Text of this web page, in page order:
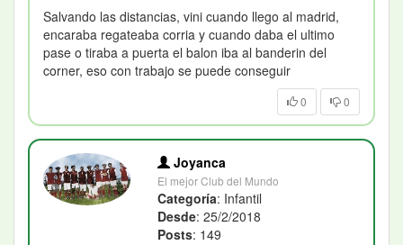
Salvando las distancias, vini cuando llego al madrid,
encaraba regateaba corria y cuando daba el ultimo
pase o tiraba a puerta el balon iba al banderin del
corner, eso con trabajo se puede conseguir
0 0
Joyanca
El mejor Club del Mundo
Categoría: Infantil
Desde: 25/2/2018
Posts: 149